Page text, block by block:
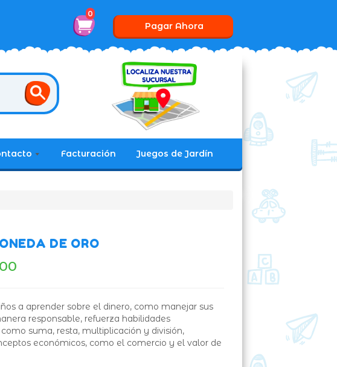
0
Pagar Ahora
Facturación Juegos de Jardín
DE ORO
a aprender sobre el dinero, como manejar sus
responsable, refuerza habilidades
suma, resta, multiplicación y división,
económicos, como el comercio y el valor de